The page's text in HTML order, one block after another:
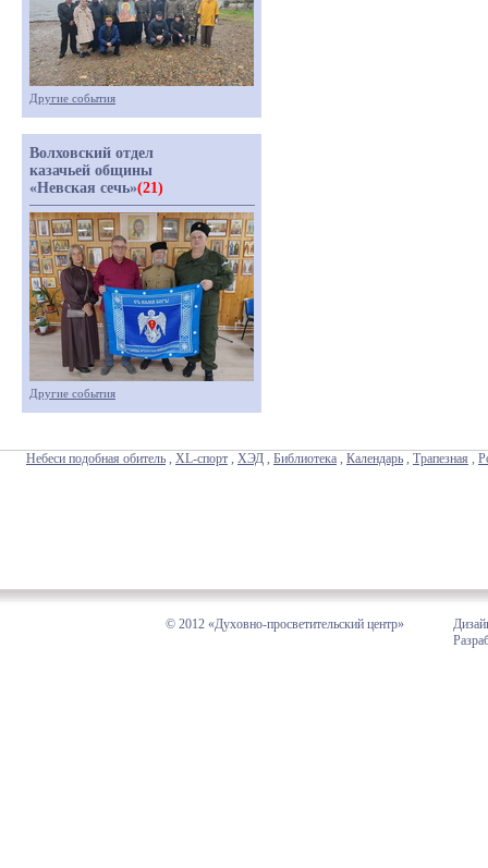
Другие события
Волховский отдел
казачьей общины
«Невская сечь»(21)
Другие события
Небеси подобная обитель , XL-спорт , ХЭД , Библиотека , Календарь , Трапезная ,
© 2012 «Духовно-просветительский центр»